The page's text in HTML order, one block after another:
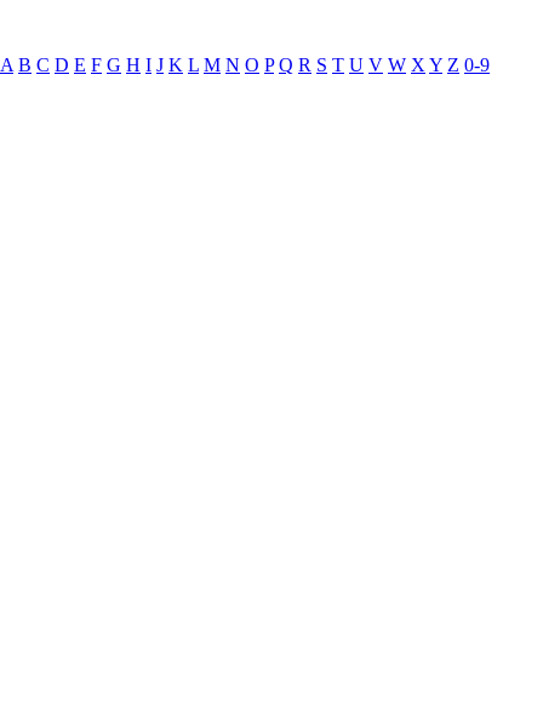
A B C D E F G H I J K L M N O P Q R S T U V W X Y Z 0-9